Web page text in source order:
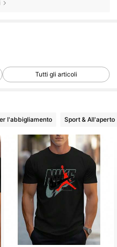
Tutti gli articoli
l'abbigliamento Sport & All'aperto